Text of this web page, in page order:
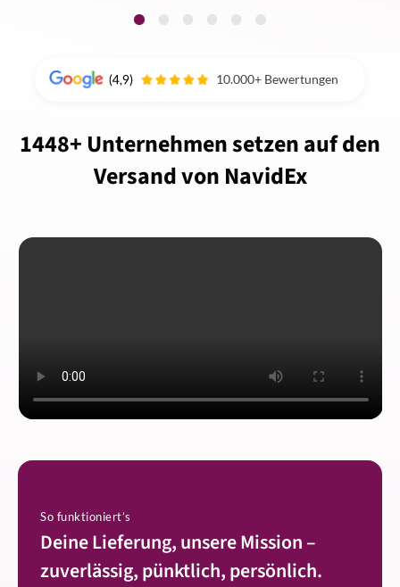
10.000+ Bewertungen
1448+ Unternehmen setzen auf den
Versand von NavidEx
So funktioniert’s
Deine Lieferung, unsere Mission –
zuverlässig, pünktlich, persönlich.